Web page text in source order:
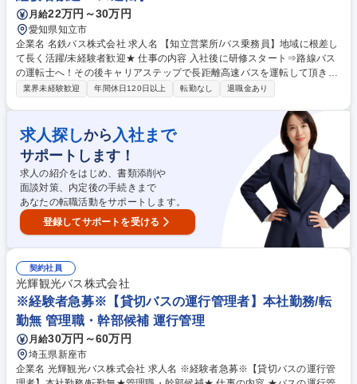
安定企業での長期就業可
月給22万円～30万円
愛知県知立市
企業名 名鉄バス株式会社 求人名 【知立営業所/バス乗務員】地域に根差し
て長く活躍/未経験者歓迎★ 仕事の内容 入社後に研修スタート⇒路線バス
の運転士へ！その後キャリアステップで長距離高速バスを運転して頂きま
す。名古屋駅を発着点とし、仙台～福岡まで幅広いエリアに行くことがで
勤務は有給消化率90％！プライベートも◎独自の教習コースと車両を用い
た約3ヶ月のトレーニングで“運転手デビュー”を応援します！※ステップア
ップによっては夜行バスもございます※変更範囲：当社業務全般 【ある1
日の流れ】■06:00 出勤、バスの点検、点呼■06:20 乗務開始■10:00 自由
時間（休憩or一時帰宅)■16:00 乗務再開■21:00 終業 募集職種 【知立営業
所/バス乗務員】地域に根差して長く活躍/未経験者歓迎★
業界未経験歓迎 年間休日120日以上 転勤なし 退職金あり
求人探しから 入社まで
サポートします！
求人の紹介をはじめ、書類添削や
面談対策、内定後の手続きまで
あなたの転職活動をサポートします。
登録してサポートを受ける
契約社員
光輝観光バス株式会社
※経験者急募※【貸切バスの運行管理者】本社勤務/転
勤無 管理職・幹部候補 運行管理
月給30万円～60万円
埼玉県新座市
企業名 光輝観光バス株式会社 求人名 ※経験者急募※【貸切バスの運行管